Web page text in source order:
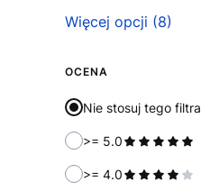
Dostępność
Więcej opcji (8)
OCENA
Nie stosuj tego filtra
>= 5.0
>= 4.0